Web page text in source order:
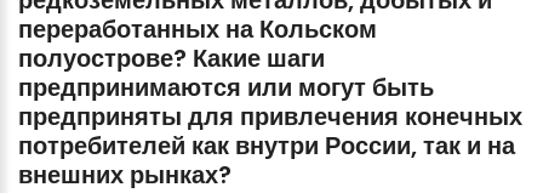
переработанных на Кольском
полуострове? Какие шаги
предпринимаются или могут быть
предприняты для привлечения конечных
потребителей как внутри России,так и на
внешних рынках?